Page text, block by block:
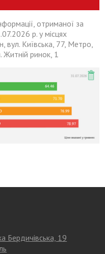
отриманої за
р. у місцях
Київська, 77, Метро,
Житній ринок, 1
Бердичівська, 19